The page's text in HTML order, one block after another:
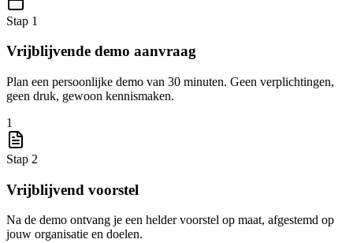
Stap 1
Vrijblijvende demo aanvraag
Plan een persoonlijke demo van 30 minuten. Geen verplichtingen,
geen druk, gewoon kennismaken.
1
Stap 2
Vrijblijvend voorstel
Na de demo ontvang je een helder voorstel op maat, afgestemd op
jouw organisatie en doelen.